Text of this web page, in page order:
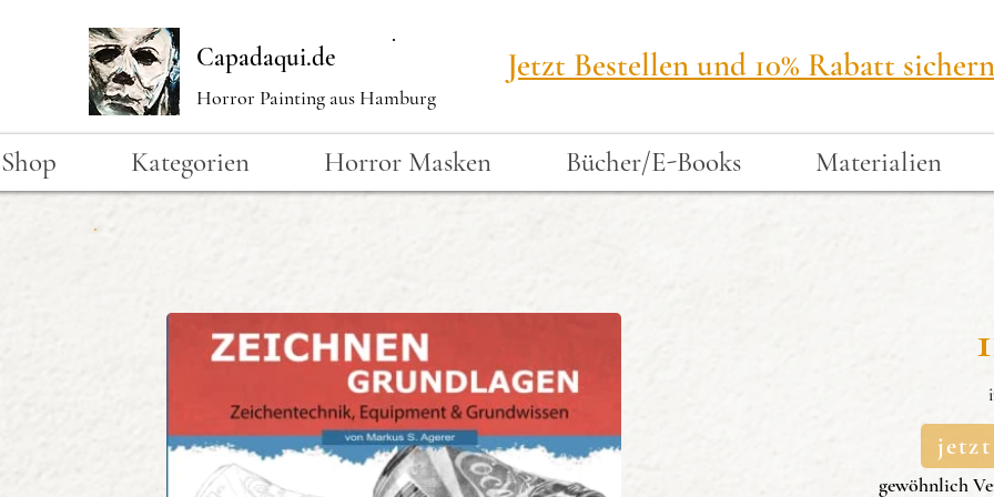
Capadaqui.de
Horror Painting aus Hamburg
Jetzt Bestellen und 10% Rabatt
Shop Kategorien Horror Masken Bücher/E-Books Materialien
jetzt
gewöhnlich